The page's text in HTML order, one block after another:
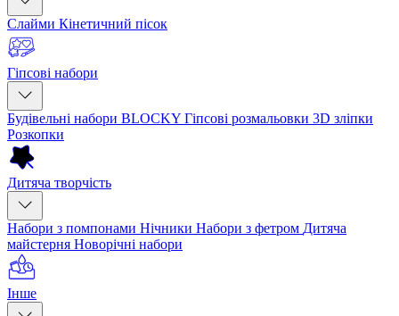
Слайми Кінетичний пісок
Гіпсові набори
Будівельні набори BLOCKY Гіпсові розмальовки 3D зліпки
Розкопки
Дитяча творчість
Набори з помпонами Нічники Набори з фетром Дитяча
майстерня Новорічні набори
Інше